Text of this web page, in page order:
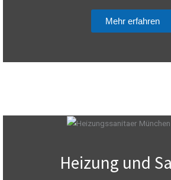
Mehr erfahren
Heizung und